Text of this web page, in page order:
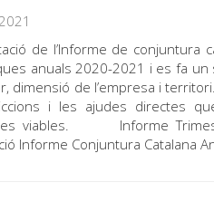
de l’Informe de conjuntura
anuals 2020-2021 i es fa un
dimensió de l’empresa i
i les ajudes directes
viables. Informe
Informe Conjuntura Catalana